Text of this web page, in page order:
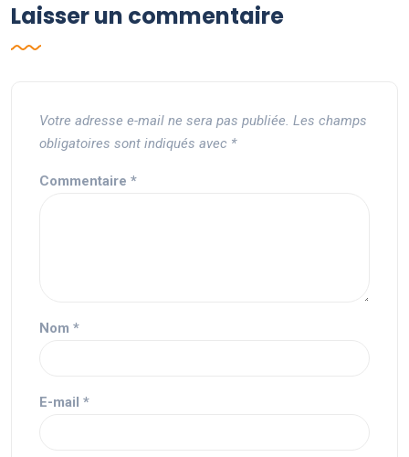
Laisser un commentaire
Votre adresse e-mail ne sera pas publiée. Les champs
obligatoires sont indiqués avec *
Commentaire *
Nom *
E-mail *